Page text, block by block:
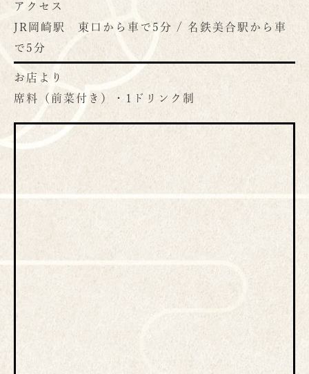
アクセス
JR岡崎駅 東口から車で5分 / 名鉄美合駅から車
で5分
お店より
席料（前菜付き）・1ドリンク制